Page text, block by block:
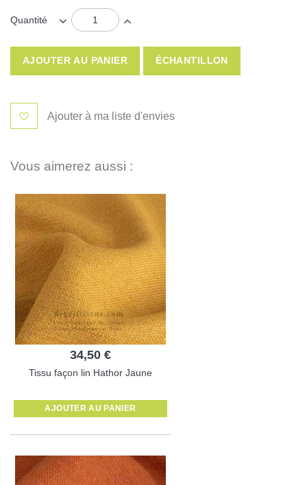
Quantité
AJOUTER AU PANIER ÉCHANTILLON
Ajouter à ma liste d'envies
Vous aimerez aussi :
34,50 €
Tissu façon lin Hathor Jaune
AJOUTER AU PANIER